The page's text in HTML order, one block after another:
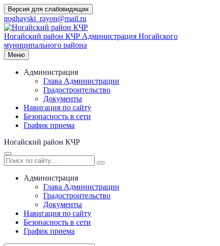
Перейти
к
содержимому
Версия для слабовидящих
noghayski_rayon@mail.ru
Ногайский район КЧР Администрация Ногайского
муниципального района
Меню
Администрация
Глава Администрации
Градостроительство
Документы
Навигация по сайту
Безопасность в сети
График приема
Ногайский район КЧР
Администрация
Глава Администрации
Градостроительство
Документы
Навигация по сайту
Безопасность в сети
График приема